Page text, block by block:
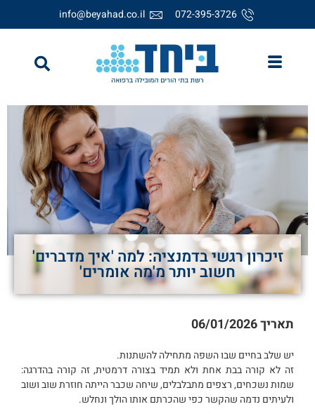
072-395-3726
info@beyahad.co.il
זיכרון רגשי בדמנציה: למה 'איך מדברים'
חשוב יותר מ'מה אומרים'
תאריך 06/01/2026
יש שלב בחיים שבו השפה מתחילה להשתנות.
זה לא קורה בבת אחת ולא תמיד בצורה דרמטית, זה קורה בהדרגה:
שמות נשכחים, רצפים מתבלבלים, שיחה שכבר הייתה חוזרת שוב ושוב
ולעיתים נדמה שהקשר כפי שהכרתם אותו הולך ונחלש.